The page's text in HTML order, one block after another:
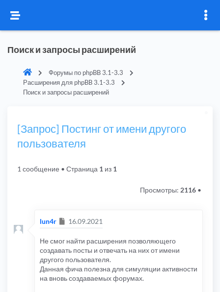
Поиск и запросы расширений
Форумы по phpBB 3.1-3.3
Расширения для phpBB 3.1-3.3
Поиск и запросы расширений
[Запрос] Постинг от имени другого
пользователя
1 сообщение • Страница 1 из 1
Просмотры: 2116 •
lun4r Сообщение
16.09.2021
Не смог найти расширения позволяющего
создавать посты и отвечать на них от имени
другого пользователя.
Данная фича полезна для симуляции активности
на вновь создаваемых форумах.